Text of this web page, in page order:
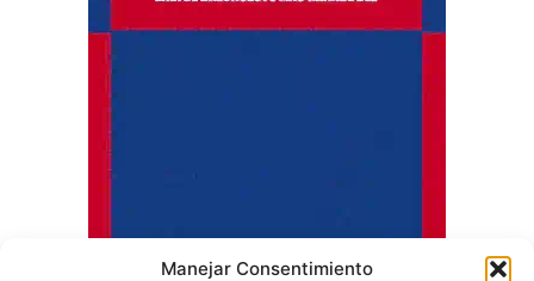
Manejar Consentimiento